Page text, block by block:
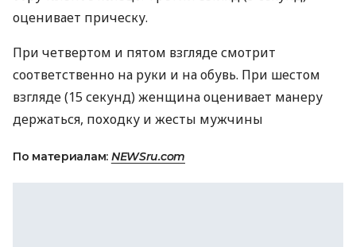
оценивает прическу.
При четвертом и пятом взгляде смотрит
соответственно на руки и на обувь. При шестом
взгляде (15 секунд) женщина оценивает манеру
держаться, походку и жесты мужчины
По материалам: NEWSru.com